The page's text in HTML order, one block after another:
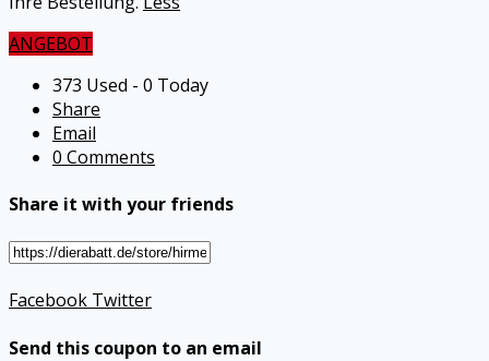
ANGEBOT
373 Used - 0 Today
Share
Email
0 Comments
Share it with your friends
Facebook Twitter
Send this coupon to an email